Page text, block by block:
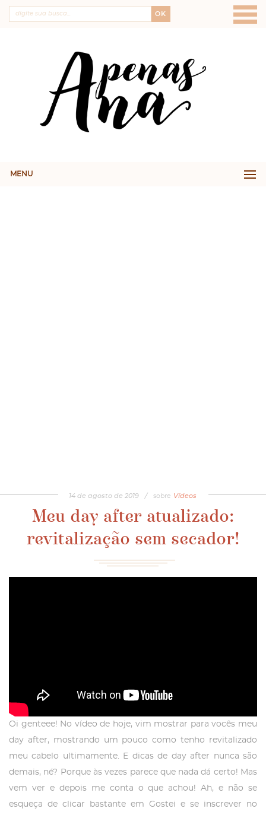
OK
MENU
14 de agosto de 2019 / sobre Vídeos
Meu day after atualizado:
revitalização sem secador!
Oi genteee! No vídeo de hoje, vim mostrar para vocês meu
day after, mostrando um pouco como tenho revitalizado
meu cabelo ultimamente. E dicas de day after nunca são
demais, né? Porque às vezes parece que nada dá certo! Mas
vem ver e depois me conta o que achou! Ah, e não se
esqueça de clicar bastante em Gostei e se inscrever no